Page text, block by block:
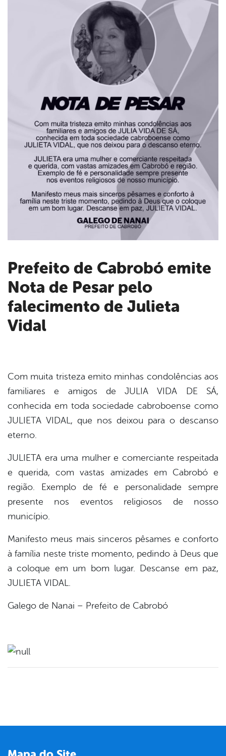
Prefeito de Cabrobó emite
Nota de Pesar pelo
falecimento de Julieta
Vidal
Com muita tristeza emito minhas condolências aos
familiares e amigos de JULIA VIDA DE SÁ,
conhecida em toda sociedade cabroboense como
JULIETA VIDAL, que nos deixou para o descanso
eterno.
JULIETA era uma mulher e comerciante respeitada
e querida, com vastas amizades em Cabrobó e
região. Exemplo de fé e personalidade sempre
presente nos eventos religiosos de nosso
município.
Manifesto meus mais sinceros pêsames e conforto
à família neste triste momento, pedindo à Deus que
a coloque em um bom lugar. Descanse em paz,
JULIETA VIDAL.
Galego de Nanai – Prefeito de Cabrobó